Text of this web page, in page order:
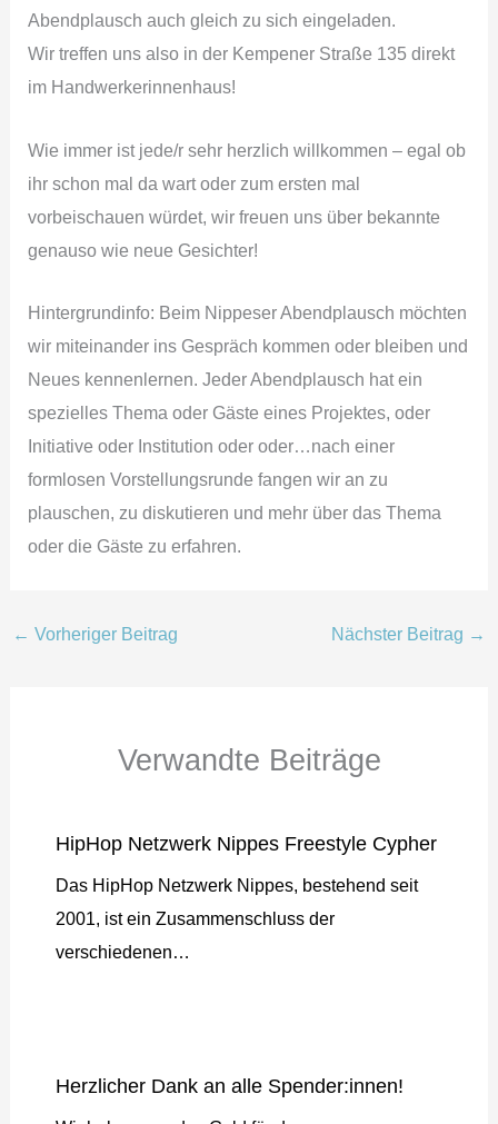
Abendplausch auch gleich zu sich eingeladen.
Wir treffen uns also in der Kempener Straße 135 direkt
im Handwerkerinnenhaus!
Wie immer ist jede/r sehr herzlich willkommen – egal ob
ihr schon mal da wart oder zum ersten mal
vorbeischauen würdet, wir freuen uns über bekannte
genauso wie neue Gesichter!
Hintergrundinfo: Beim Nippeser Abendplausch möchten
wir miteinander ins Gespräch kommen oder bleiben und
Neues kennenlernen. Jeder Abendplausch hat ein
spezielles Thema oder Gäste eines Projektes, oder
Initiative oder Institution oder oder…nach einer
formlosen Vorstellungsrunde fangen wir an zu
plauschen, zu diskutieren und mehr über das Thema
oder die Gäste zu erfahren.
← Vorheriger Beitrag Nächster Beitrag →
Verwandte Beiträge
HipHop Netzwerk Nippes Freestyle Cypher
Das HipHop Netzwerk Nippes, bestehend seit
2001, ist ein Zusammenschluss der
verschiedenen…
Herzlicher Dank an alle Spender:innen!